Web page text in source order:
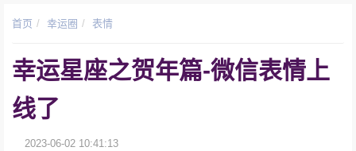
首页 幸运圈 表情
幸运星座之贺年篇-微信表情上
线了
2023-06-02 10:41:13